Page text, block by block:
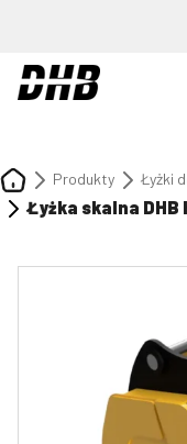
Produkty Łyżki
Łyżka skalna DHB